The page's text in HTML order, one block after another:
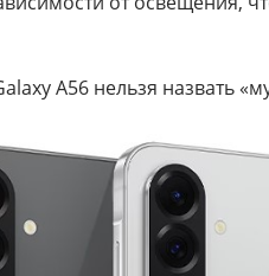
A56 нельзя назвать